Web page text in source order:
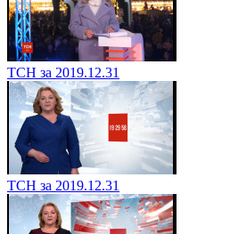
ТСН за 2019.12.31
ТСН за 2019.12.31